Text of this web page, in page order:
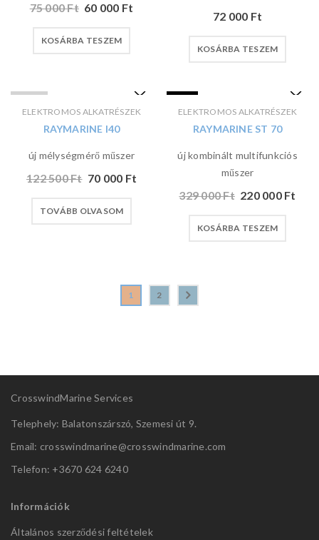
75 000Ft 60 000 Ft
KOSÁRBA TESZEM
72 000 Ft
KOSÁRBA TESZEM
ELEKTROMOS ALKATRÉSZEK
RAYMARINE I40
új mélységmérő műszer
122 500Ft 70 000 Ft
TOVÁBB OLVASOM
ELEKTROMOS ALKATRÉSZEK
RAYMARINE ST 70
új kombinált multifunkciós
műszer
329 000Ft 220 000 Ft
KOSÁRBA TESZEM
1 2
CrosswindMarine Services
Telephely: Balatonszárszó, Szemesi út 9.
Email: crosswindmarine@crosswindmarine.com
Telefon: +3670 624 6240
Információk
Általános szerződési feltételek